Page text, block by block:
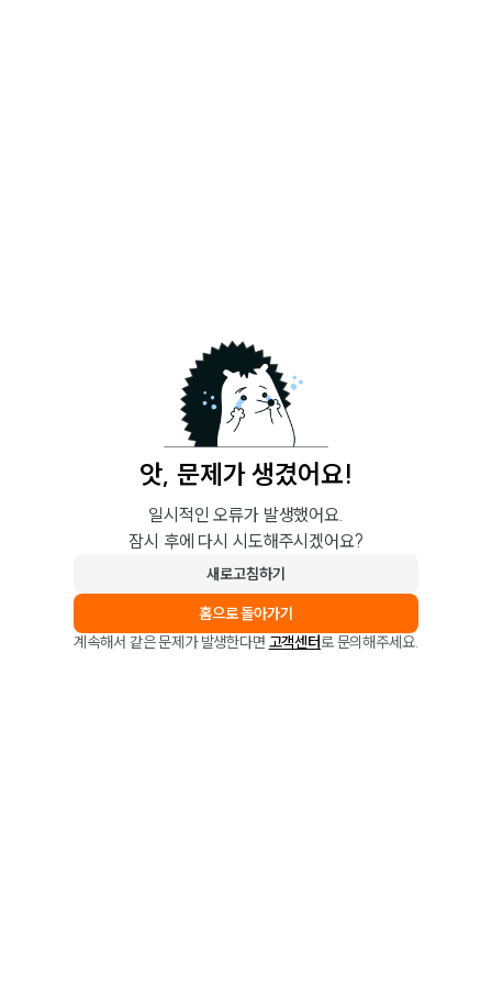
앗, 문제가 생겼어요!
일시적인 오류가 발생했어요.
잠시 후에 다시 시도해주시겠어요?
새로고침하기
홈으로 돌아가기
계속해서 같은 문제가 발생한다면 고객센터로 문의해주세요.